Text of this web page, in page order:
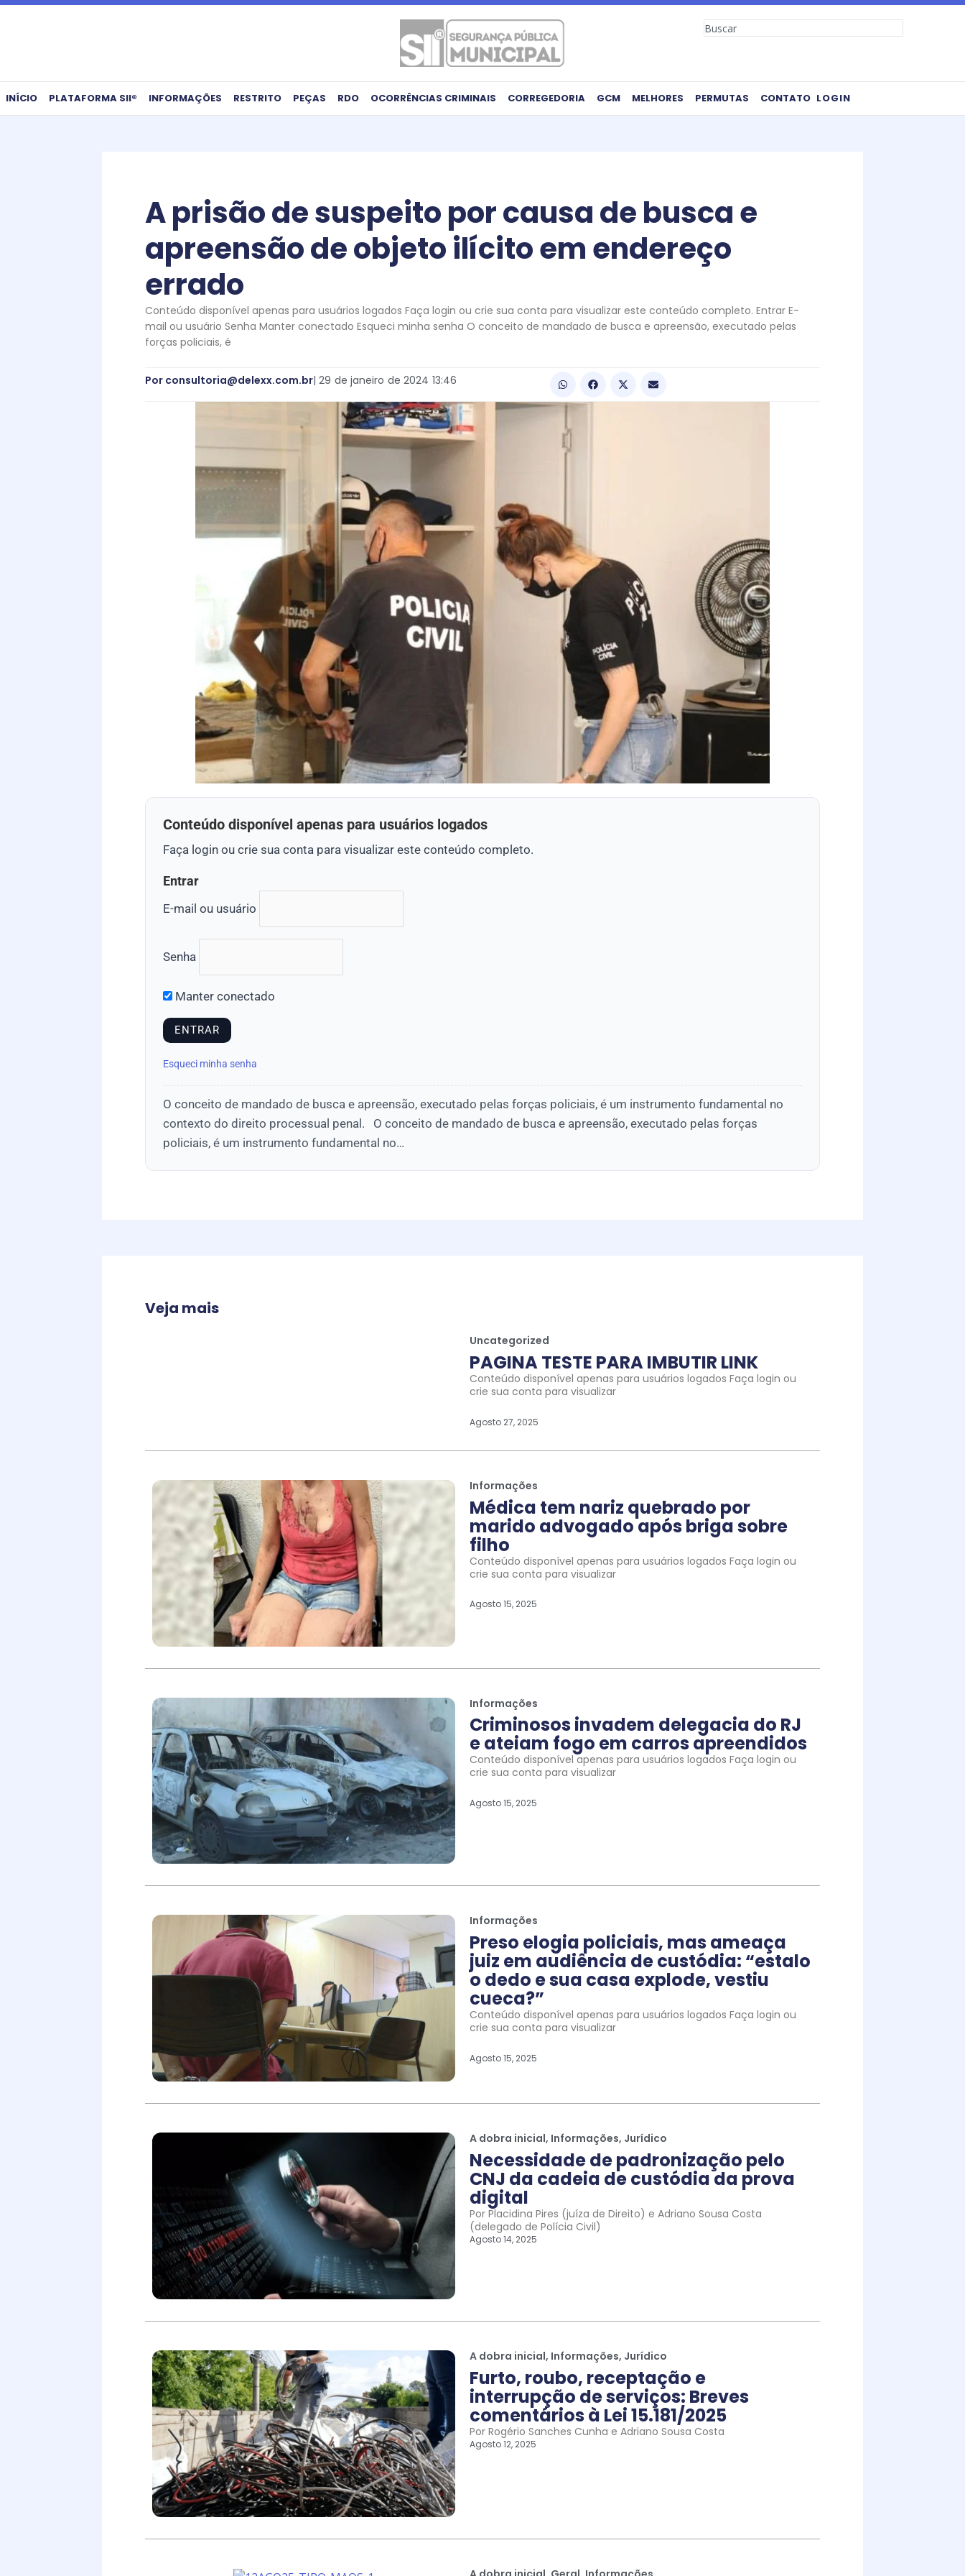
Ir
Search
INÍCIO PLATAFORMA SII® INFORMAÇÕES RESTRITO PEÇAS RDO OCORRÊNCIAS CRIMINAIS CORREGEDORIA GCM MELHORES PERMUTAS CONTATO LOGIN
A prisão de suspeito por causa de busca e
apreensão de objeto ilícito em endereço
errado
Conteúdo disponível apenas para usuários logados Faça login ou crie sua conta para visualizar este conteúdo completo. Entrar E-
mail ou usuário Senha Manter conectado Esqueci minha senha O conceito de mandado de busca e apreensão, executado pelas
forças policiais, é
Por consultoria@delexx.com.br| 29 dejaneiro de2024 13:46
Conteúdo disponível apenas para usuários logados
Faça login ou crie sua conta para visualizar este conteúdo completo.
Entrar
E-mail ou usuário
Senha
Manter conectado
Esqueci minha senha
O conceito de mandado de busca e apreensão, executado pelas forças policiais, é um instrumento fundamental no
contexto do direito processual penal. O conceito de mandado de busca e apreensão, executado pelas forças
policiais, é um instrumento fundamental no…
Veja mais
Uncategorized
PAGINA TESTE PARA IMBUTIR LINK
Conteúdo disponível apenas para usuários logados Faça login ou
crie sua conta para visualizar
Agosto 27, 2025
Informações
Médica tem nariz quebrado por
marido advogado após briga sobre
filho
Conteúdo disponível apenas para usuários logados Faça login ou
crie sua conta para visualizar
Agosto 15, 2025
Informações
Criminosos invadem delegacia do RJ
e ateiam fogo em carros apreendidos
Conteúdo disponível apenas para usuários logados Faça login ou
crie sua conta para visualizar
Agosto 15, 2025
Informações
Preso elogia policiais, mas ameaça
juiz em audiência de custódia: “estalo
o dedo e sua casa explode, vestiu
cueca?”
Conteúdo disponível apenas para usuários logados Faça login ou
crie sua conta para visualizar
Agosto 15, 2025
A dobra inicial, Informações, Jurídico
Necessidade de padronização pelo
CNJ da cadeia de custódia da prova
digital
Por Placidina Pires (juíza de Direito) e Adriano Sousa Costa
(delegado de Polícia Civil)
Agosto 14, 2025
A dobra inicial, Informações, Jurídico
Furto, roubo, receptação e
interrupção de serviços: Breves
comentários à Lei 15.181/2025
Por Rogério Sanches Cunha e Adriano Sousa Costa
Agosto 12, 2025